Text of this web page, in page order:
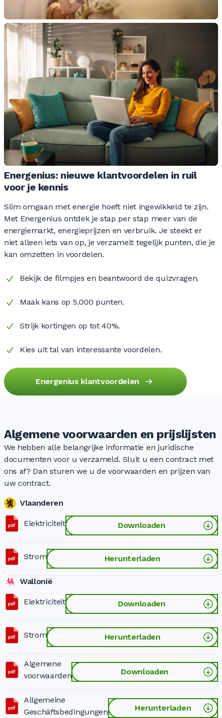
Energenius: nieuwe klantvoordelen in ruil
voor je kennis
Slim omgaan met energie hoeft niet ingewikkeld te zijn.
Met Energenius ontdek je stap per stap meer van de
energiemarkt, energieprijzen en verbruik. Je steekt er
niet alleen iets van op, je verzamelt tegelijk punten, die je
kan omzetten in voordelen.
Bekijk de filmpjes en beantwoord de quizvragen.
Maak kans op 5.000 punten.
Strijk kortingen op tot 40%.
Kies uit tal van interessante voordelen.
Energenius klantvoordelen
Algemene voorwaarden en prijslijsten
We hebben alle belangrijke informatie en juridische
documenten voor u verzameld. Sluit u een contract met
ons af? Dan sturen we u de voorwaarden en prijzen van
uw contract.
Vlaanderen
Elektriciteit Downloaden
Strom Herunterladen
Wallonië
Elektriciteit Downloaden
Strom Herunterladen
Algemene
voorwaarden
Downloaden
Allgemeine
Geschäftsbedingungen
Herunterladen